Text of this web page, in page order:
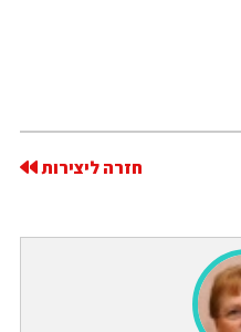
חזרה ליצירות